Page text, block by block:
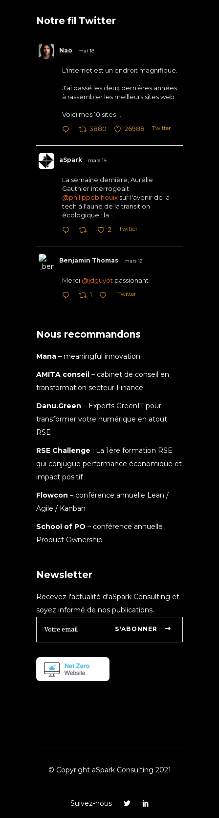
Notre fil Twitter
Nao mai 18
L'internet est un endroit magnifique.
J'ai passé les deux dernières années
à rassembler les meilleurs sites web.
Voici mes 10 sites
3880 26988 Twitter
aSpark mars 14
La semaine dernière, Aurélie
Gauthier interrogeait
@philippebihouix sur l'avenir de la
tech à l'aune de la transition
écologique : la
2 Twitter
Benjamin Thomas mars 12
Merci @jdguyot passionant
1 Twitter
Nous recommandons
Mana – meaningful innovation
AMITA conseil – cabinet de conseil en
transformation secteur Finance
Danu.Green – Experts GreenIT pour
transformer votre numérique en atout
RSE
RSE Challenge : La 1ère formation RSE
qui conjugue performance économique et
impact positif
Flowcon – conférence annuelle Lean /
Agile / Kanban
School of PO – conférence annuelle
Product Ownership
Newsletter
Recevez l'actualité d'aSpark Consulting et
soyez informé de nos publications.
S'ABONNER
© Copyright aSpark Consulting 2021
Suivez-nous